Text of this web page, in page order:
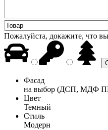
Пожалуйста, докажите, что
Фасад
на выбор (ДСП, МДФ
Цвет
Темный
Стиль
Модерн